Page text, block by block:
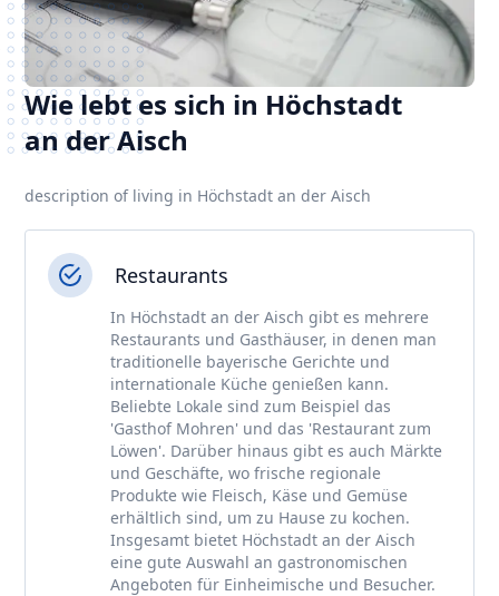
Wie lebt es sich in Höchstadt
an der Aisch
description of living in Höchstadt an der Aisch
Restaurants
In Höchstadt an der Aisch gibt es mehrere
Restaurants und Gasthäuser, in denen man
traditionelle bayerische Gerichte und
internationale Küche genießen kann.
Beliebte Lokale sind zum Beispiel das
'Gasthof Mohren' und das 'Restaurant zum
Löwen'. Darüber hinaus gibt es auch Märkte
und Geschäfte, wo frische regionale
Produkte wie Fleisch, Käse und Gemüse
erhältlich sind, um zu Hause zu kochen.
Insgesamt bietet Höchstadt an der Aisch
eine gute Auswahl an gastronomischen
Angeboten für Einheimische und Besucher.